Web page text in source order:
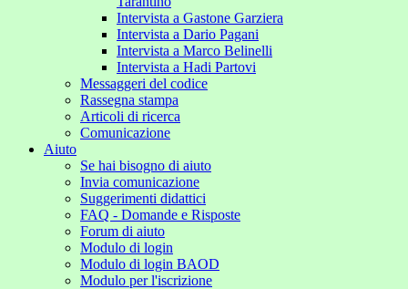
Intervista a Gastone Garziera
Intervista a Dario Pagani
Intervista a Marco Belinelli
Intervista a Hadi Partovi
Messaggeri del codice
Rassegna stampa
Articoli di ricerca
Comunicazione
Aiuto
Se hai bisogno di aiuto
Invia comunicazione
Suggerimenti didattici
FAQ - Domande e Risposte
Forum di aiuto
Modulo di login
Modulo di login BAOD
Modulo per l'iscrizione